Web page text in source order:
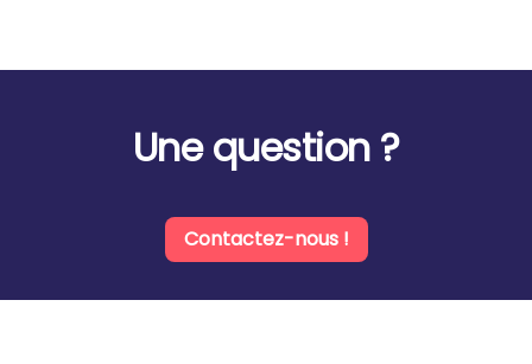
Une question ?
Contactez-nous !